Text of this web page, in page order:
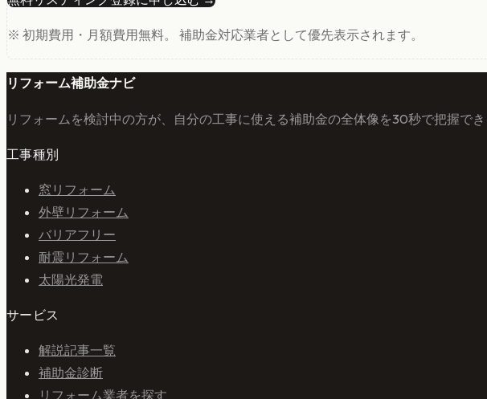
※ 初期費用・月額費用無料。 補助金対応業者として優先表示されます。
リフォーム補助金ナビ
リフォームを検討中の方が、自分の工事に使える補助金の全体像を30秒で把握でき
工事種別
窓リフォーム
外壁リフォーム
バリアフリー
耐震リフォーム
太陽光発電
サービス
解説記事一覧
補助金診断
リフォーム業者を探す